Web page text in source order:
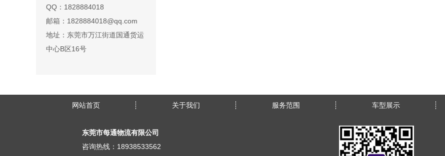
QQ：1828884018
邮箱：1828884018@qq.com
地址：东莞市万江街道国通货运
中心B区16号
网站首页 关于我们 服务范围 车型展示
东莞市每通物流有限公司
咨询热线：18938533562